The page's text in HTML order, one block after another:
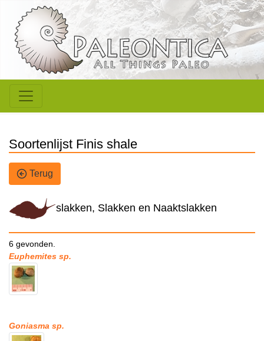
Soortenlijst Finis shale
Terug
slakken, Slakken en Naaktslakken
6 gevonden.
Euphemites sp.
Goniasma sp.